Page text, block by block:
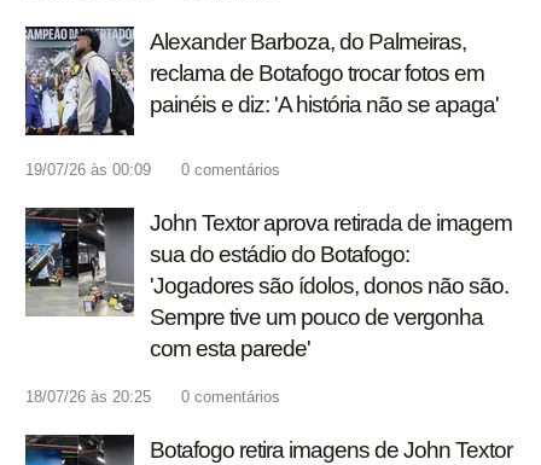
Alexander Barboza, do Palmeiras,
reclama de Botafogo trocar fotos em
painéis e diz: 'A história não se apaga'
19/07/26 às 00:09 0 comentários
John Textor aprova retirada de imagem
sua do estádio do Botafogo:
'Jogadores são ídolos, donos não são.
Sempre tive um pouco de vergonha
com esta parede'
18/07/26 às 20:25 0 comentários
Botafogo retira imagens de John Textor